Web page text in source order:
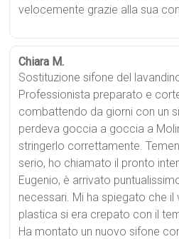
velocemente grazie alla sua
Chiara M.
Sostituzione sifone del
Professionista preparato e
combattendo da giorni con un
perdeva goccia a goccia a
stringerlo correttamente.
serio, ho chiamato il pronto
Eugenio, è arrivato
necessari. Mi ha spiegato che il
plastica si era crepato con il
Ha montato un nuovo sifone